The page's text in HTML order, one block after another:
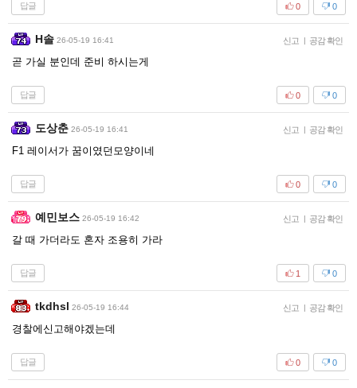
답글 0
0
H솔 26-05-19 16:41 신고 | 공감 확인
곧 가실 분인데 준비 하시는게
답글 0
0
도상춘 26-05-19 16:41 신고 | 공감 확인
F1 레이서가 꿈이였던모양이네
답글 0
0
예민보스 26-05-19 16:42 신고 | 공감 확인
갈 때 가더라도 혼자 조용히 가라
답글 0
1
tkdhsl 26-05-19 16:44 신고 | 공감 확인
경찰에신고해야겠는데
답글 0
0